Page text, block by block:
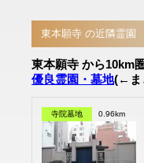
東本願寺 の近隣霊園
東本願寺 から10km
優良霊園・墓地(←ま
寺院墓地 0.96km